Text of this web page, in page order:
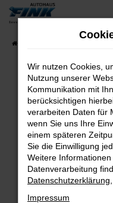
Zum
springen
Fehler:
Beim Laden ist ein
Hier sind ein paar
Überprüfe
Laden andere
Suchmaschine?
Wir nutzen Cookies,
Nutzung unserer
Kommunikation mit
berücksichtigen
verarbeiten Daten für
wenn Sie uns Ihre
einem späteren
Sie die Einwilligung
Weitere
Datenverarbeitung
Datenschutzerklärung
Impressum